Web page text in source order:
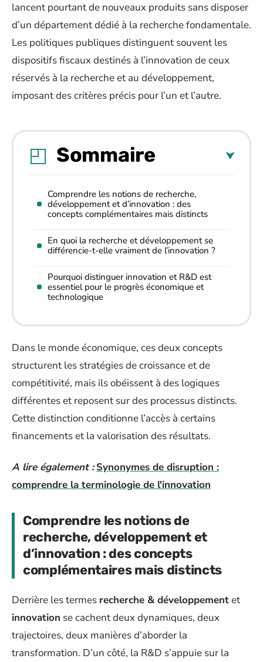
lancent pourtant de nouveaux produits sans disposer
d’un département dédié à la recherche fondamentale.
Les politiques publiques distinguent souvent les
dispositifs fiscaux destinés à l’innovation de ceux
réservés à la recherche et au développement,
imposant des critères précis pour l’un et l’autre.
Sommaire
Comprendre les notions de recherche,
développement et d’innovation : des
concepts complémentaires mais distincts
En quoi la recherche et développement se
différencie-t-elle vraiment de l’innovation ?
Pourquoi distinguer innovation et R&D est
essentiel pour le progrès économique et
technologique
Dans le monde économique, ces deux concepts
structurent les stratégies de croissance et de
compétitivité, mais ils obéissent à des logiques
différentes et reposent sur des processus distincts.
Cette distinction conditionne l’accès à certains
financements et la valorisation des résultats.
A lire également : Synonymes de disruption :
comprendre la terminologie de l'innovation
Comprendre les notions de
recherche, développement et
d’innovation : des concepts
complémentaires mais distincts
Derrière les termes recherche & développementet
innovation se cachent deux dynamiques, deux
trajectoires, deux manières d’aborder la
transformation. D’un côté, la R&D s’appuie sur la